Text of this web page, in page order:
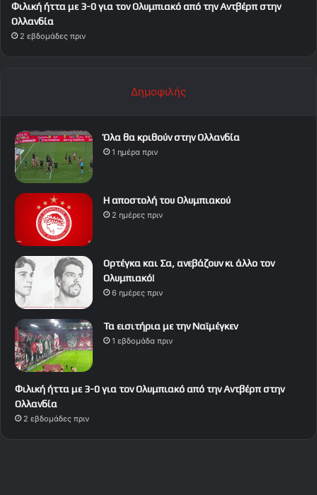
Φιλική ήττα με 3-0 για τον Ολυμπιακό από την Αντβέρπ στην
Ολλανδία
2 εβδομάδες πριν
Δημοφιλής
Όλα θα κριθούν στην Ολλανδία
1 ημέρα πριν
Η αποστολή του Ολυμπιακού
2 ημέρες πριν
Ορτέγκα και Σα, ανεβάζουν κι άλλο τον
Ολυμπιακό!
6 ημέρες πριν
Τα εισιτήρια με την Ναϊμέγκεν
1 εβδομάδα πριν
Φιλική ήττα με 3-0 για τον Ολυμπιακό από την Αντβέρπ στην
Ολλανδία
2 εβδομάδες πριν